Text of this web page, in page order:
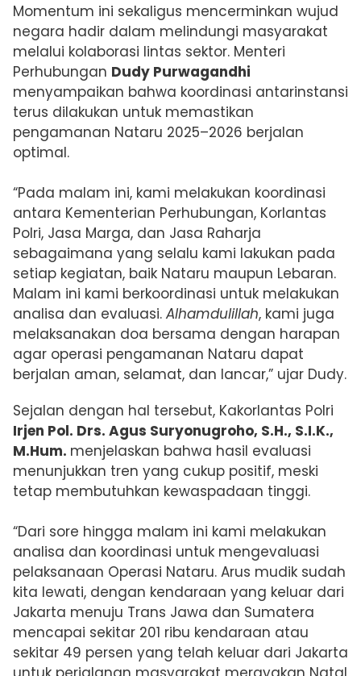
Momentum ini sekaligus mencerminkan wujud
negara hadir dalam melindungi masyarakat
melalui kolaborasi lintas sektor. Menteri
Perhubungan Dudy Purwagandhi
menyampaikan bahwa koordinasi antarinstansi
terus dilakukan untuk memastikan
pengamanan Nataru 2025–2026 berjalan
optimal.
“Pada malam ini, kami melakukan koordinasi
antara Kementerian Perhubungan, Korlantas
Polri, Jasa Marga, dan Jasa Raharja
sebagaimana yang selalu kami lakukan pada
setiap kegiatan, baik Nataru maupun Lebaran.
Malam ini kami berkoordinasi untuk melakukan
analisa dan evaluasi. Alhamdulillah, kami juga
melaksanakan doa bersama dengan harapan
agar operasi pengamanan Nataru dapat
berjalan aman, selamat, dan lancar,” ujar Dudy.
Sejalan dengan hal tersebut, Kakorlantas Polri
Irjen Pol. Drs. Agus Suryonugroho, S.H., S.I.K.,
M.Hum. menjelaskan bahwa hasil evaluasi
menunjukkan tren yang cukup positif, meski
tetap membutuhkan kewaspadaan tinggi.
“Dari sore hingga malam ini kami melakukan
analisa dan koordinasi untuk mengevaluasi
pelaksanaan Operasi Nataru. Arus mudik sudah
kita lewati, dengan kendaraan yang keluar dari
Jakarta menuju Trans Jawa dan Sumatera
mencapai sekitar 201 ribu kendaraan atau
sekitar 49 persen yang telah keluar dari Jakarta